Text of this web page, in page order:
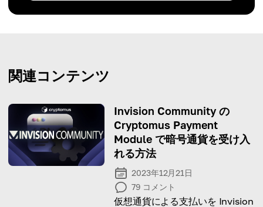
関連コンテンツ
Invision Community の
Cryptomus Payment
Module で暗号通貨を受け入
れる方法
2023年12月21日
79 コメント
仮想通貨による支払いを Invision